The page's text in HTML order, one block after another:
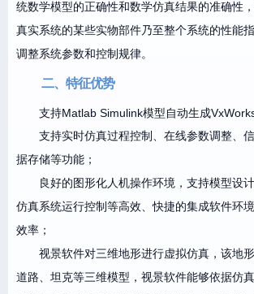
统数学模型的正确性和数学仿真结果的准确性
真实系统的某些实物部件乃至整个系统的性能
调整系统参数和控制规律。
二、特征优势
支持Matlab Simulink模型自动生成
支持实时仿真过程控制、在线参数调整、
据存储等功能；
良好的图形化人机操作环境，支持模型设
仿真系统运行控制等高效、快捷的集成软件环
效率；
视景软件对三维地形进行虚拟仿真，该地
道路、坦克等三维模型，视景软件能够依据仿